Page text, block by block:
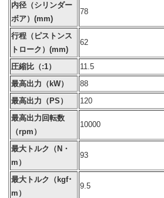
内径（シリンダー
ボア）(mm)
78
行程（ピストンス
トローク）(mm)
62
圧縮比（:1） 11.5
最高出力（kW）
88
最高出力（PS）
120
最高出力回転数
（rpm）
10000
最大トルク（N・
m）
93
最大トルク（kgf･
m）
9.5